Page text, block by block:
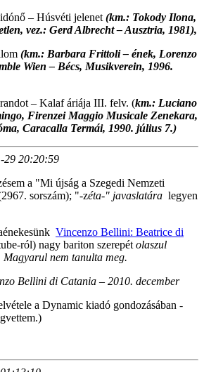
– Húsvéti jelenet (km.: Tokody Ilona,
vez.: Gerd Albrecht – Ausztria, 1981),
(km.: Barbara Frittoli – ének, Lorenzo
Wien – Bécs, Musikverein, 1996.
– Kalaf áriája III. felv. (km.: Luciano
Firenzei Maggio Musicale Zenekara,
Caracalla Termái, 1990. július 7.)
29 20:20:59
a "Mi újság a Szegedi Nemzeti
sorszám); "-zéta-" javaslatára legyen
Vincenzo Bellini: Beatrice di
ról) nagy bariton szerepét olaszul
Magyarul nem tanulta meg.
Bellini di Catania – 2010. december
a Dynamic kiadó gondozásában -